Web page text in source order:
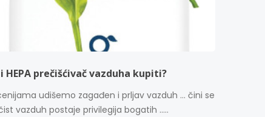
HEPA prečišćivač vazduha kupiti?
udišemo zagađen i prljav vazduh ... čini se
vazduh postaje privilegija bogatih .....